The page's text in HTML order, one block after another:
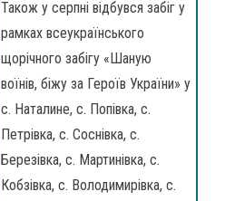
Також у серпні відбувся забіг у
рамках всеукраїнського
щорічного забігу «Шаную
воїнів, біжу за Героїв України» у
с. Наталине, с. Попівка, с.
Петрівка, с. Соснівка, с.
Березівка, с. Мартинівка, с.
Кобзівка, с. Володимирівка, с.